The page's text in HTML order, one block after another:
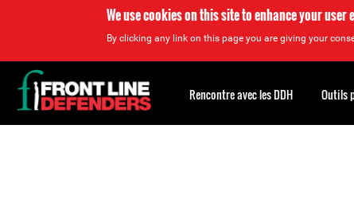
We use cookies on this site to enhance your user
By clicking any link on this page you are giving your
Back
to
top
Rencontre avec les DDH Outils